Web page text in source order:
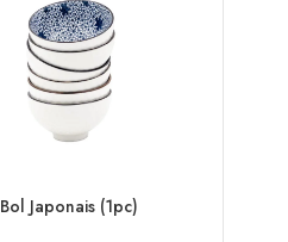
Bol Japonais (1pc)